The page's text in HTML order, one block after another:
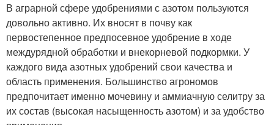
В аграрной сфере удобрениями с азотом пользуются
довольно активно. Их вносят в почву как
первостепенное предпосевное удобрение в ходе
междурядной обработки и внекорневой подкормки. У
каждого вида азотных удобрений свои качества и
область применения. Большинство агрономов
предпочитает именно мочевину и аммиачную селитру за
их состав (высокая насыщенность азотом) и за удобство